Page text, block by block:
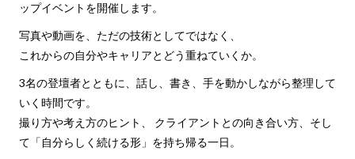
ップイベントを開催します。
写真や動画を、ただの技術としてではなく、
これからの自分やキャリアとどう重ねていくか。
3名の登壇者とともに、話し、書き、手を動かしながら整理して
いく時間です。
撮り方や考え方のヒント、 クライアントとの向き合い方、そし
て「自分らしく続ける形」を持ち帰る一日。